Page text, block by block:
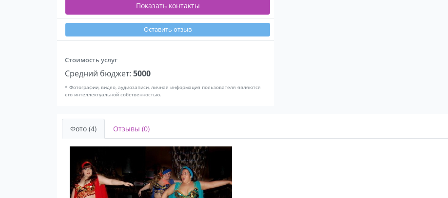
Показать контакты
Оставить отзыв
Стоимость услуг
Средний бюджет: 5000
* Фотографии, видео, аудиозаписи, личная информация пользователя являются
его интеллектуальной собственностью.
Фото (4) Отзывы (0)